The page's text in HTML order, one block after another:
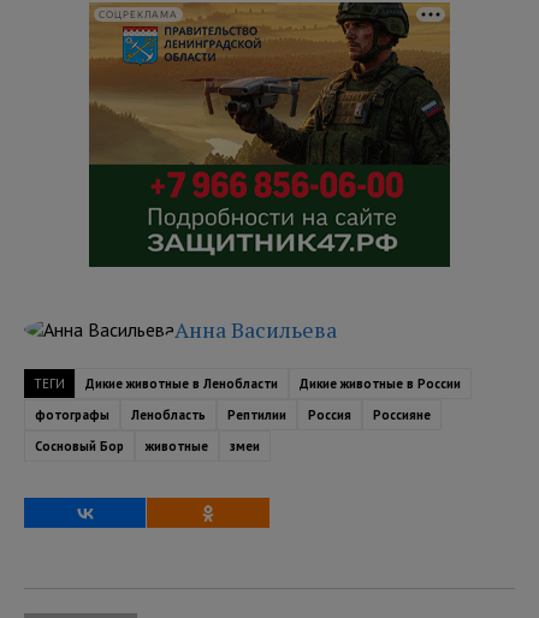
СОЦРЕКЛАМА
Анна Васильева
ТЕГИ Дикие животные в Ленобласти
Дикие животные в России
фотографы
Ленобласть Рептилии Россия
Россияне
Сосновый Бор
животные змеи